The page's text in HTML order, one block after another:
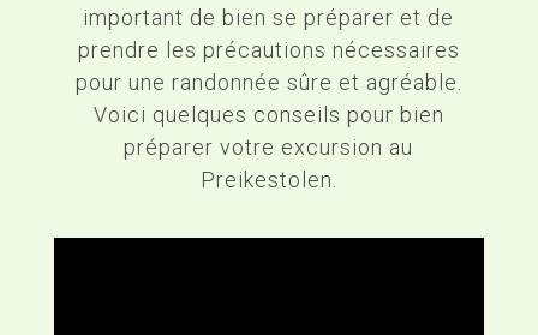
important de bien se préparer et de
prendre les précautions nécessaires
pour une randonnée sûre et agréable.
Voici quelques conseils pour bien
préparer votre excursion au
Preikestolen.